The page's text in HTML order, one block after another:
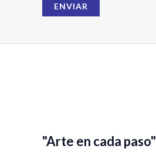
r
ENVIAR
"Arte en cada paso"